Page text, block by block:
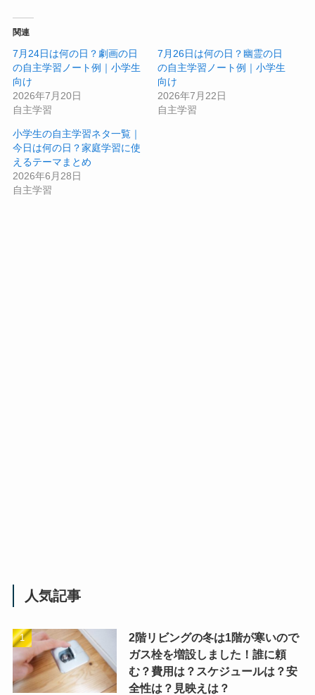
関連
7月24日は何の日？劇画の日
の自主学習ノート例｜小学生
向け
2026年7月20日
自主学習
7月26日は何の日？幽霊の日
の自主学習ノート例｜小学生
向け
2026年7月22日
自主学習
小学生の自主学習ネタ一覧｜
今日は何の日？家庭学習に使
えるテーマまとめ
2026年6月28日
自主学習
人気記事
2階リビングの冬は1階が寒いので
ガス栓を増設しました！誰に頼
む？費用は？スケジュールは？安
全性は？見映えは？